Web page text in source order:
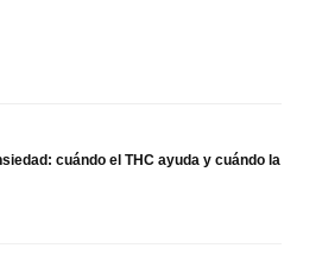
cuándo el THC ayuda y cuándo la